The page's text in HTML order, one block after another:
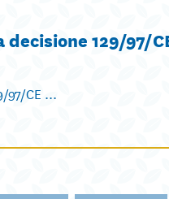
decisione 129/
97/CE ...